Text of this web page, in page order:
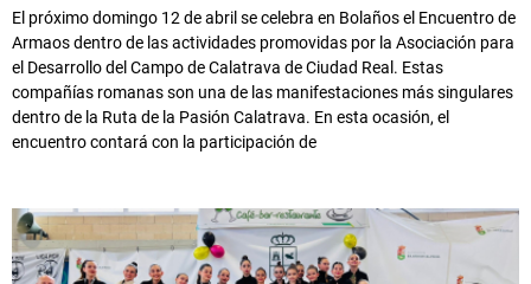
El próximo domingo 12 de abril se celebra en Bolaños el Encuentro de
Armaos dentro de las actividades promovidas por la Asociación para
el Desarrollo del Campo de Calatrava de Ciudad Real. Estas
compañías romanas son una de las manifestaciones más singulares
dentro de la Ruta de la Pasión Calatrava. En esta ocasión, el
encuentro contará con la participación de